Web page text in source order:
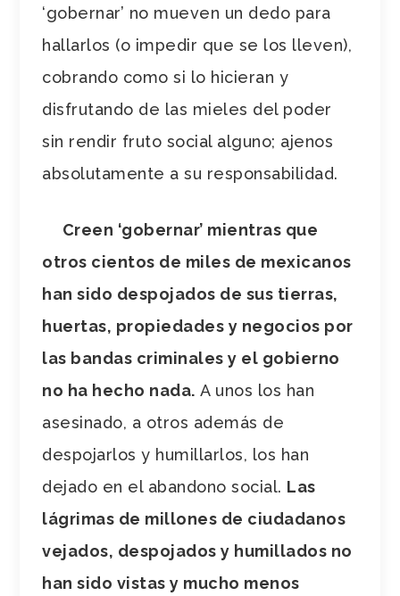
‘gobernar’ no mueven un dedo para
hallarlos (o impedir que se los lleven),
cobrando como si lo hicieran y
disfrutando de las mieles del poder
sin rendir fruto social alguno; ajenos
absolutamente a su responsabilidad.
Creen ‘gobernar’ mientras que
otros cientos de miles de mexicanos
han sido despojados de sus tierras,
huertas, propiedades y negocios por
las bandas criminales y el gobierno
no ha hecho nada. A unos los han
asesinado, a otros además de
despojarlos y humillarlos, los han
dejado en el abandono social. Las
lágrimas de millones de ciudadanos
vejados, despojados y humillados no
han sido vistas y mucho menos